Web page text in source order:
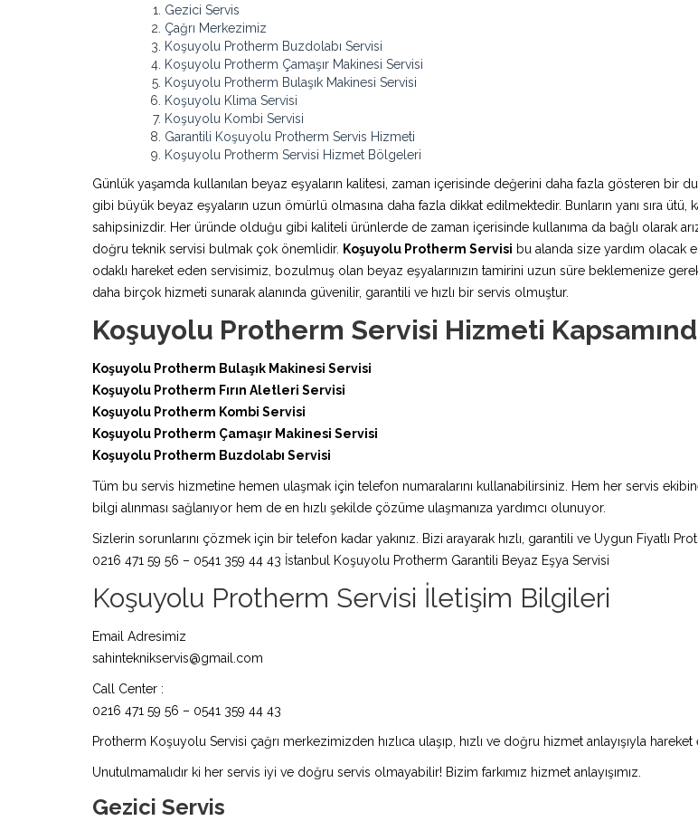
Gezici Servis
Çağrı Merkezimiz
Koşuyolu Protherm Buzdolabı Servisi
Koşuyolu Protherm Çamaşır Makinesi Servisi
Koşuyolu Protherm Bulaşık Makinesi Servisi
Koşuyolu Klima Servisi
Koşuyolu Kombi Servisi
Garantili Koşuyolu Protherm Servis Hizmeti
Koşuyolu Protherm Servisi Hizmet Bölgeleri
Günlük yaşamda kullanılan beyaz eşyaların kalitesi, zaman içerisinde değerini daha fazla gösteren bir
gibi büyük beyaz eşyaların uzun ömürlü olmasına daha fazla dikkat edilmektedir. Bunların yanı sıra
sahipsinizdir. Her üründe olduğu gibi kaliteli ürünlerde de zaman içerisinde kullanıma da bağlı olarak
doğru teknik servisi bulmak çok önemlidir. Koşuyolu Protherm Servisi bu alanda size yardım olacak
odaklı hareket eden servisimiz, bozulmuş olan beyaz eşyalarınızın tamirini uzun süre beklemenize
daha birçok hizmeti sunarak alanında güvenilir, garantili ve hızlı bir servis olmuştur.
Koşuyolu Protherm Servisi Hizmeti
Koşuyolu Protherm Bulaşık Makinesi Servisi
Koşuyolu Protherm Fırın Aletleri Servisi
Koşuyolu Protherm Kombi Servisi
Koşuyolu Protherm Çamaşır Makinesi Servisi
Koşuyolu Protherm Buzdolabı Servisi
Tüm bu servis hizmetine hemen ulaşmak için telefon numaralarını kullanabilirsiniz. Hem her servis
bilgi alınması sağlanıyor hem de en hızlı şekilde çözüme ulaşmanıza yardımcı olunuyor.
Sizlerin sorunlarını çözmek için bir telefon kadar yakınız. Bizi arayarak hızlı, garantili ve Uygun Fiyatlı
0216 471 59 56 – 0541 359 44 43 İstanbul Koşuyolu Protherm Garantili Beyaz Eşya Servisi
Koşuyolu Protherm Servisi İletişim Bilgileri
Email Adresimiz
sahinteknikservis@gmail.com
Call Center :
0216 471 59 56 – 0541 359 44 43
Protherm Koşuyolu Servisi çağrı merkezimizden hızlıca ulaşıp, hızlı ve doğru hizmet anlayışıyla hareket
Unutulmamalıdır ki her servis iyi ve doğru servis olmayabilir! Bizim farkımız hizmet anlayışımız.
Gezici Servis